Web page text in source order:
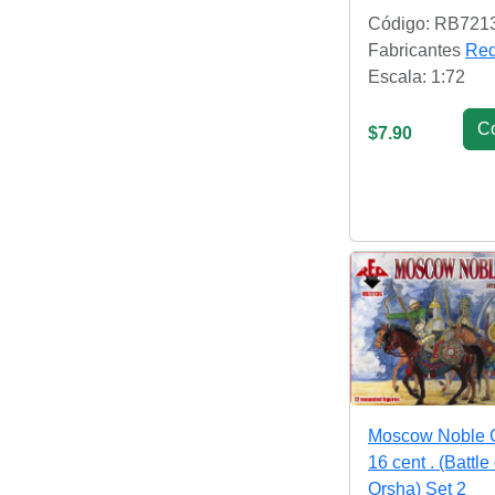
Código:
Fabricantes
Escala: 1:72
$7.90
Moscow Noble
16 cent . (Battle
Orsha) Set 2